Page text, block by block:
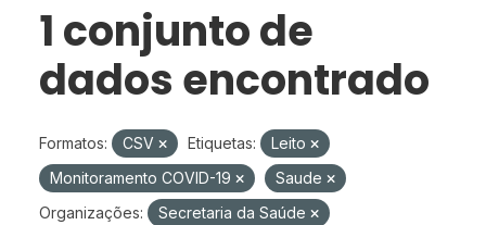
1 conjunto de
dados encontrado
Formatos: CSV Etiquetas:
Leito
Monitoramento COVID-19
Saude
Organizações:
Secretaria da Saúde